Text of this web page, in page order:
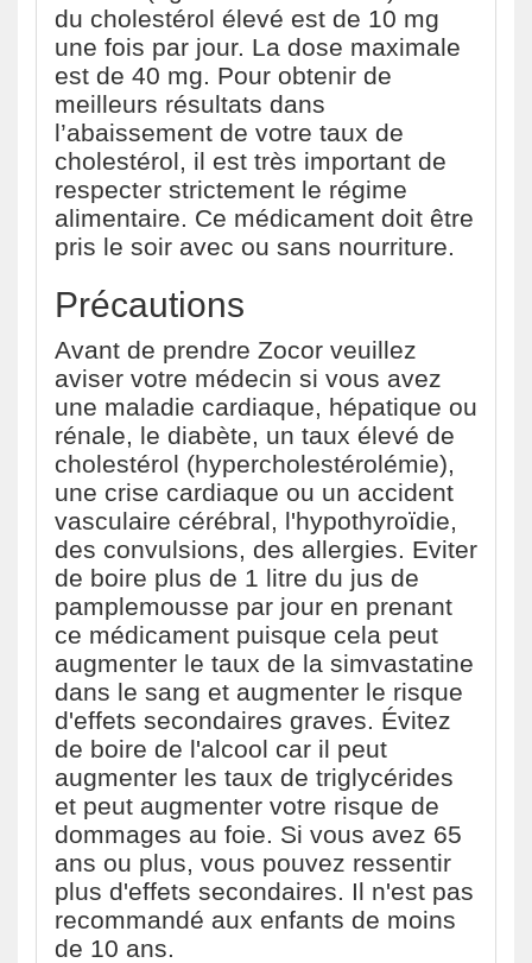
du cholestérol élevé est de 10 mg
une fois par jour. La dose maximale
est de 40 mg. Pour obtenir de
meilleurs résultats dans
l’abaissement de votre taux de
cholestérol, il est très important de
respecter strictement le régime
alimentaire. Ce médicament doit être
pris le soir avec ou sans nourriture.
Précautions
Avant de prendre Zocor veuillez
aviser votre médecin si vous avez
une maladie cardiaque, hépatique ou
rénale, le diabète, un taux élevé de
cholestérol (hypercholestérolémie),
une crise cardiaque ou un accident
vasculaire cérébral, l'hypothyroïdie,
des convulsions, des allergies. Eviter
de boire plus de 1 litre du jus de
pamplemousse par jour en prenant
ce médicament puisque cela peut
augmenter le taux de la simvastatine
dans le sang et augmenter le risque
d'effets secondaires graves. Évitez
de boire de l'alcool car il peut
augmenter les taux de triglycérides
et peut augmenter votre risque de
dommages au foie. Si vous avez 65
ans ou plus, vous pouvez ressentir
plus d'effets secondaires. Il n'est pas
recommandé aux enfants de moins
de 10 ans.